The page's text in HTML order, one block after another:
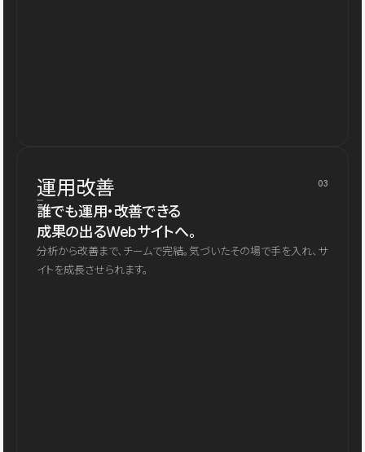
運用改善 03
誰でも運用・改善できる
成果の出るWebサイトへ。
分析から改善まで、チームで完結。気づいたその場で手を入れ、サ
イトを成長させられます。